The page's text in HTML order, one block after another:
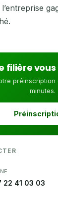
filière vous
minutes.
22 41 03 03